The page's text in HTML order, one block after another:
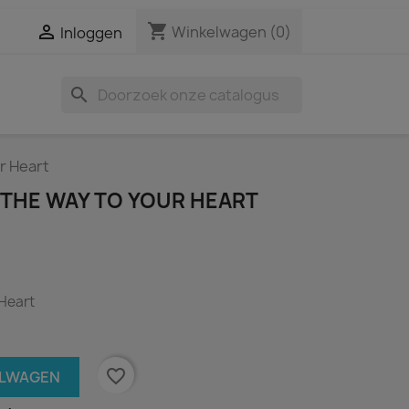
 Inloggen shopping_cart Winkelwagen (0)
search
Heart
WAY TO YOUR HEART
favorite_border